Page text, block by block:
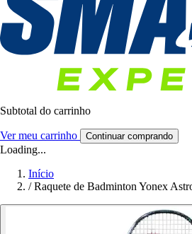
Subtotal do carrinho
Ver meu carrinho Continuar comprando
Loading...
Início
/ Raquete de Badminton Yonex